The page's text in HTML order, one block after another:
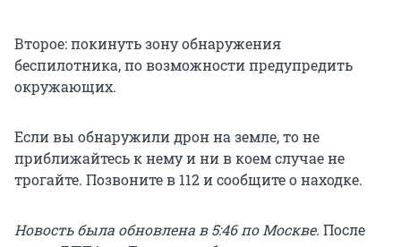
Второе: покинуть зону обнаружения
беспилотника, по возможности предупредить
окружающих.
Если вы обнаружили дрон на земле, то не
приближайтесь к нему и ни в коем случае не
трогайте. Позвоните в 112 и сообщите о находке.
Новость была обновлена в 5:46 по Москве. После